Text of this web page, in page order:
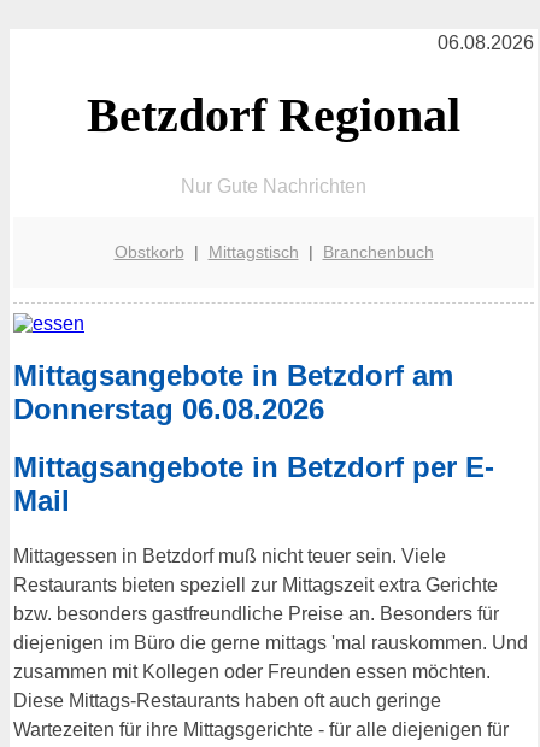
06.08.2026
Betzdorf Regional
Nur Gute Nachrichten
Obstkorb | Mittagstisch | Branchenbuch
Mittagsangebote in Betzdorf am
Donnerstag 06.08.2026
Mittagsangebote in Betzdorf per E-
Mail
Mittagessen in Betzdorf muß nicht teuer sein. Viele
Restaurants bieten speziell zur Mittagszeit extra Gerichte
bzw. besonders gastfreundliche Preise an. Besonders für
diejenigen im Büro die gerne mittags 'mal rauskommen. Und
zusammen mit Kollegen oder Freunden essen möchten.
Diese Mittags-Restaurants haben oft auch geringe
Wartezeiten für ihre Mittagsgerichte - für alle diejenigen für